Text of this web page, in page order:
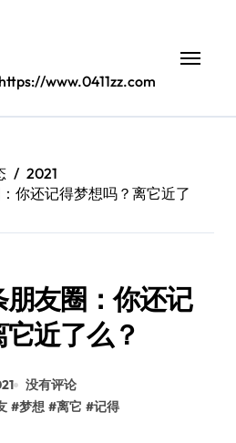
www.0411zz.com
2021
你还记得梦想吗？离它近了
友圈：你还记
近了么？
没有评论
#梦想 #离它 #记得